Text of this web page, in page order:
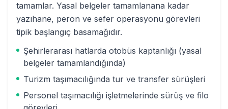
tamamlar. Yasal belgeler tamamlanana kadar
yazıhane, peron ve sefer operasyonu görevleri
tipik başlangıç basamağıdır.
Şehirlerarası hatlarda otobüs kaptanlığı (yasal
belgeler tamamlandığında)
Turizm taşımacılığında tur ve transfer sürüşleri
Personel taşımacılığı işletmelerinde sürüş ve filo